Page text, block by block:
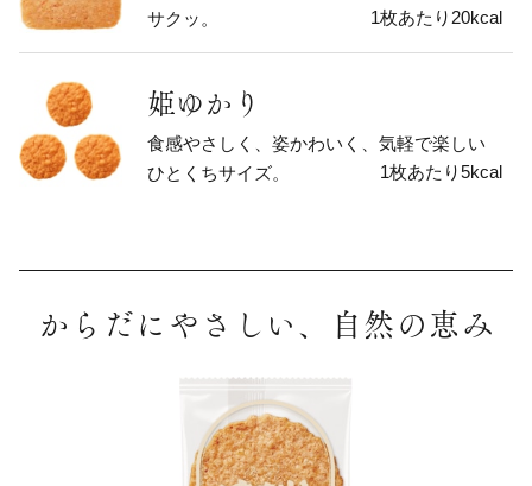
サクッ。
1枚あたり20kcal
姫ゆかり
食感やさしく、姿かわいく、気軽で楽しい
ひとくちサイズ。
1枚あたり5kcal
からだにやさしい、自然の恵み